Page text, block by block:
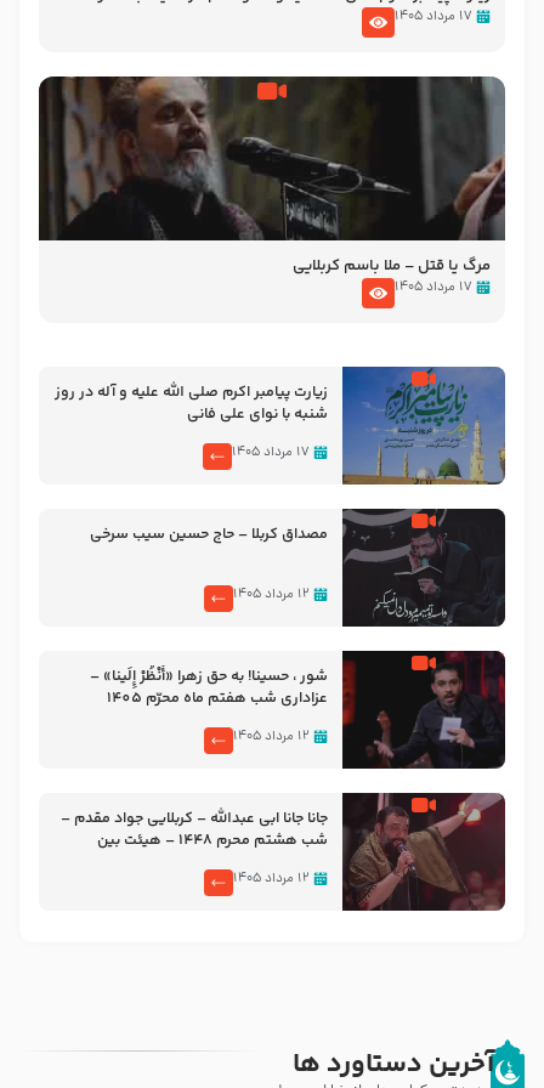
تصاویری از مسجد النبی
۱۷ مرداد ۱۴۰۵
مرگ یا قتل – ملا باسم کربلایی
۱۷ مرداد ۱۴۰۵
زیارت پیامبر اکرم صلی الله علیه و آله در روز
شنبه با نوای علی فانی
۱۷ مرداد ۱۴۰۵
مصداق کربلا – حاج حسین سیب سرخی
۱۲ مرداد ۱۴۰۵
شور ، حسینا! به‌ حق زهرا «أُنْظُرْ إِلَینا» –
عزاداری شب هفتم ماه محرّم 1405
۱۲ مرداد ۱۴۰۵
جانا جانا ابی عبدالله – کربلایی جواد مقدم –
شب هشتم محرم 1448 – هیئت بین
۱۲ مرداد ۱۴۰۵
آخرین دستاورد ها